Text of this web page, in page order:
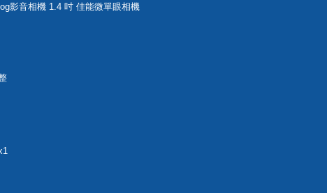
影音相機 1.4 吋 佳能微單眼相機